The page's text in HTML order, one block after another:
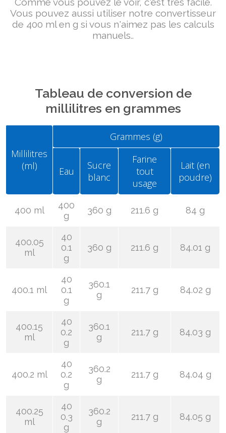
Vous pouvez aussi utiliser notre convertisseur
de 400 ml en g si vous n'aimez pas les calculs
manuels..
Tableau de conversion de
millilitres en grammes
Millilitres
(ml)
Grammes (g)
Eau
Sucre
blanc
Farine
tout
usage
Lait (en
poudre)
400 ml
400
g
360 g 211.6 g 84 g
400.05
ml
40
0.1
g
360 g 211.6 g 84.01 g
400.1 ml
40
0.1
g
360.1
g
211.7 g 84.02 g
400.15
ml
40
0.2
g
360.1
g
211.7 g 84.03 g
400.2 ml
40
0.2
g
360.2
g
211.7 g 84.04 g
400.25
ml
40
0.3
g
360.2
g
211.7 g 84.05 g